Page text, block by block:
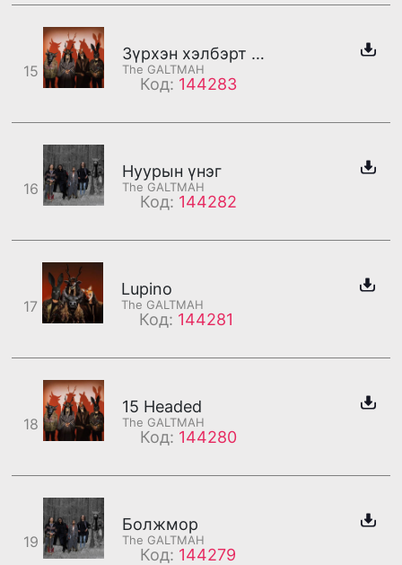
15
Зүрхэн хэлбэрт бороо
The GALTMAH
Код: 144283
16
Нуурын үнэг
The GALTMAH
Код: 144282
17
Lupino
The GALTMAH
Код: 144281
18
15 Headed
The GALTMAH
Код: 144280
19
Болжмор
The GALTMAH
Код: 144279